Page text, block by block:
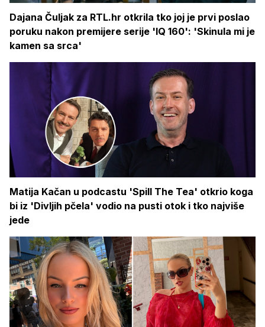
Dajana Čuljak za RTL.hr otkrila tko joj je prvi poslao
poruku nakon premijere serije 'IQ 160': 'Skinula mi je
kamen sa srca'
Matija Kačan u podcastu 'Spill The Tea' otkrio koga
bi iz 'Divljih pčela' vodio na pusti otok i tko najviše
jede